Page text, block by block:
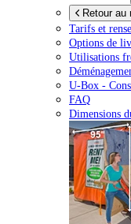
Retour au
Tarifs et
Options de
Utilisations
U-Box -
FAQ
Dimensions